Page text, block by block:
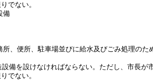
でない。
備
、便所、駐車場並びに給水及びごみ処理のた
備を設けなければならない。 ただし、市長が
でない。